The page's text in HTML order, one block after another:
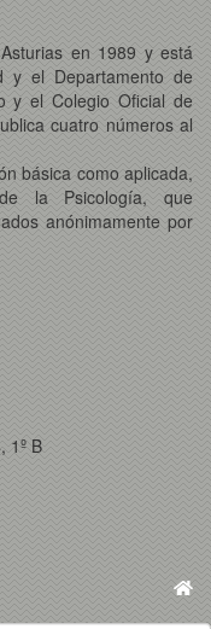
en 1989 y está
y el Departamento de
y el Colegio Oficial de
cuatro números al
básica como aplicada,
la Psicología, que
anónimamente por
1º B